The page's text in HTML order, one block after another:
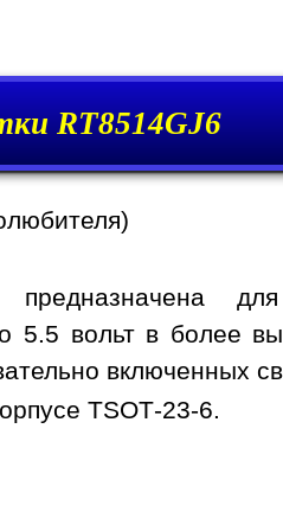
RT8514GJ6
предназначена
5.5 вольт в более
включенных
TSOT-23-6.